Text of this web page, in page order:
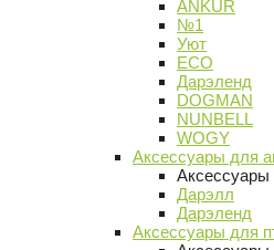
ANKUR
№1
Уют
ECO
Дарэленд
DOGMAN
NUNBELL
WOGY
Аксессуары для
Аксессуары
Дарэлл
Дарэленд
Аксессуары для